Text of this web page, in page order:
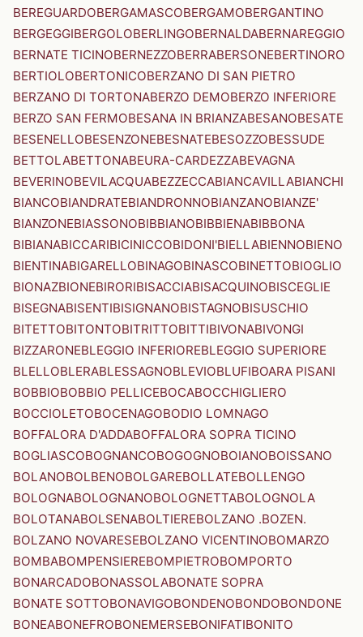
BEREGUARDOBERGAMASCOBERGAMOBERGANTINO
BERGEGGIBERGOLOBERLINGOBERNALDABERNAREGGIO
BERNATE TICINOBERNEZZOBERRABERSONEBERTINORO
BERTIOLOBERTONICOBERZANO DI SAN PIETRO
BERZANO DI TORTONABERZO DEMOBERZO INFERIORE
BERZO SAN FERMOBESANA IN BRIANZABESANOBESATE
BESENELLOBESENZONEBESNATEBESOZZOBESSUDE
BETTOLABETTONABEURA-CARDEZZABEVAGNA
BEVERINOBEVILACQUABEZZECCABIANCAVILLABIANCHI
BIANCOBIANDRATEBIANDRONNOBIANZANOBIANZE'
BIANZONEBIASSONOBIBBIANOBIBBIENABIBBONA
BIBIANABICCARIBICINICCOBIDONI'BIELLABIENNOBIENO
BIENTINABIGARELLOBINAGOBINASCOBINETTOBIOGLIO
BIONAZBIONEBIRORIBISACCIABISACQUINOBISCEGLIE
BISEGNABISENTIBISIGNANOBISTAGNOBISUSCHIO
BITETTOBITONTOBITRITTOBITTIBIVONABIVONGI
BIZZARONEBLEGGIO INFERIOREBLEGGIO SUPERIORE
BLELLOBLERABLESSAGNOBLEVIOBLUFIBOARA PISANI
BOBBIOBOBBIO PELLICEBOCABOCCHIGLIERO
BOCCIOLETOBOCENAGOBODIO LOMNAGO
BOFFALORA D'ADDABOFFALORA SOPRA TICINO
BOGLIASCOBOGNANCOBOGOGNOBOIANOBOISSANO
BOLANOBOLBENOBOLGAREBOLLATEBOLLENGO
BOLOGNABOLOGNANOBOLOGNETTABOLOGNOLA
BOLOTANABOLSENABOLTIEREBOLZANO .BOZEN.
BOLZANO NOVARESEBOLZANO VICENTINOBOMARZO
BOMBABOMPENSIEREBOMPIETROBOMPORTO
BONARCADOBONASSOLABONATE SOPRA
BONATE SOTTOBONAVIGOBONDENOBONDOBONDONE
BONEABONEFROBONEMERSEBONIFATIBONITO